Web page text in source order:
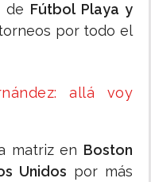
de Fútbol Playa y
por todo el
allá voy
matriz en Boston
Unidos por más